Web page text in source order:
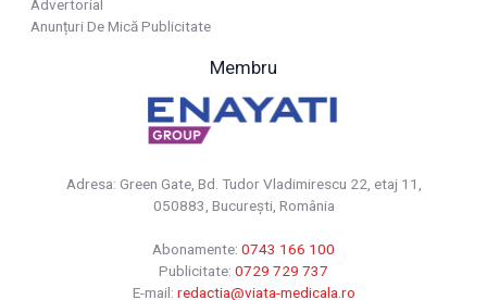
Advertorial
Anunțuri De Mică Publicitate
Membru
Adresa: Green Gate, Bd. Tudor Vladimirescu 22, etaj 11,
050883, Bucureşti, România
Abonamente: 0743 166 100
Publicitate: 0729 729 737
E-mail: redactia@viata-medicala.ro